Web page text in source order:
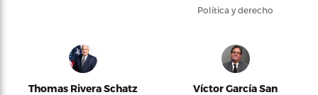
Política y derecho
Thomas Rivera Schatz
Víctor García San